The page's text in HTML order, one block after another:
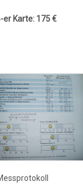
er Karte: 175 €